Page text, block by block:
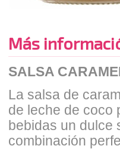
Más
SALSA
La salsa de
de leche de coco
bebidas un dulce
combinación